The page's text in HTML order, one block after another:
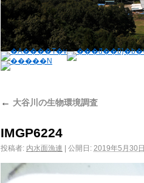
← 大谷川の生物環境調査
IMGP6224
投稿者: 内水面漁連 公開日: 2019年5月30日